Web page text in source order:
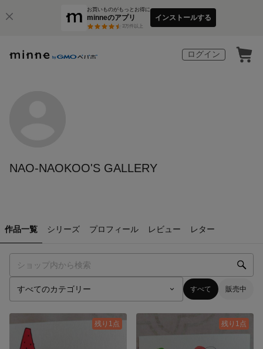
お買いものがもっとお得に
minneのアプリ
3万件以上
インストールする
ログイン
NAO-NAOKOO'S GALLERY
作品一覧 シリーズ プロフィール レビュー レター
すべて 販売中
残り1点 残り1点